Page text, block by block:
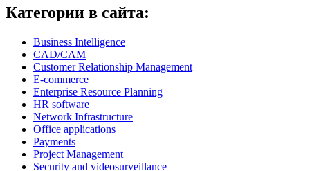
Категории в сайта:
Business Intelligence
CAD/CAM
Customer Relationship Management
E-commerce
Enterprise Resource Planning
HR software
Network Infrastructure
Office applications
Payments
Project Management
Security and videosurveillance